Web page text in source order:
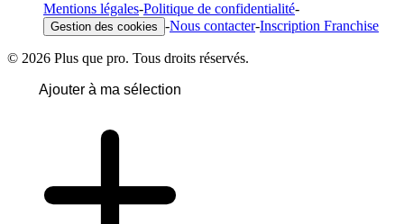
Mentions légales-Politique de confidentialité-
Gestion des cookies -Nous contacter-Inscription Franchise
© 2026 Plus que pro. Tous droits réservés.
Ajouter à ma sélection